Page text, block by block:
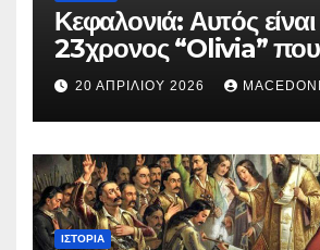
Κεφαλονιά: Αυτός
23χρονος “Olivia” που
κατηγορείται για τον
Μυρτούς
20 ΑΠΡΙΛΊΟΥ 2026
ΙΣΤΟΡΊΑ